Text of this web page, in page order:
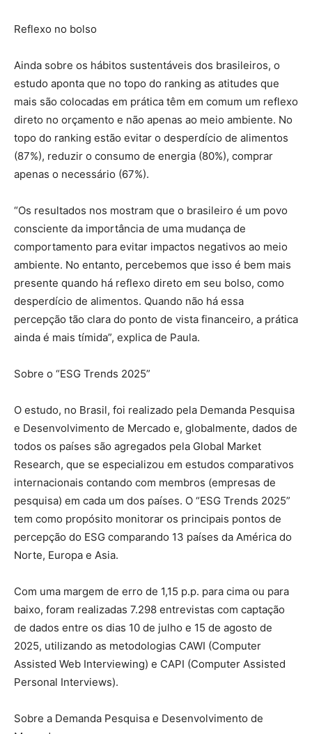
Reflexo no bolso
Ainda sobre os hábitos sustentáveis dos brasileiros, o
estudo aponta que no topo do ranking as atitudes que
mais são colocadas em prática têm em comum um reflexo
direto no orçamento e não apenas ao meio ambiente. No
topo do ranking estão evitar o desperdício de alimentos
(87%), reduzir o consumo de energia (80%), comprar
apenas o necessário (67%).
“Os resultados nos mostram que o brasileiro é um povo
consciente da importância de uma mudança de
comportamento para evitar impactos negativos ao meio
ambiente. No entanto, percebemos que isso é bem mais
presente quando há reflexo direto em seu bolso, como
desperdício de alimentos. Quando não há essa
percepção tão clara do ponto de vista financeiro, a prática
ainda é mais tímida”, explica de Paula.
Sobre o “ESG Trends 2025”
O estudo, no Brasil, foi realizado pela Demanda Pesquisa
e Desenvolvimento de Mercado e, globalmente, dados de
todos os países são agregados pela Global Market
Research, que se especializou em estudos comparativos
internacionais contando com membros (empresas de
pesquisa) em cada um dos países. O “ESG Trends 2025”
tem como propósito monitorar os principais pontos de
percepção do ESG comparando 13 países da América do
Norte, Europa e Asia.
Com uma margem de erro de 1,15 p.p. para cima ou para
baixo, foram realizadas 7.298 entrevistas com captação
de dados entre os dias 10 de julho e 15 de agosto de
2025, utilizando as metodologias CAWI (Computer
Assisted Web Interviewing) e CAPI (Computer Assisted
Personal Interviews).
Sobre a Demanda Pesquisa e Desenvolvimento de